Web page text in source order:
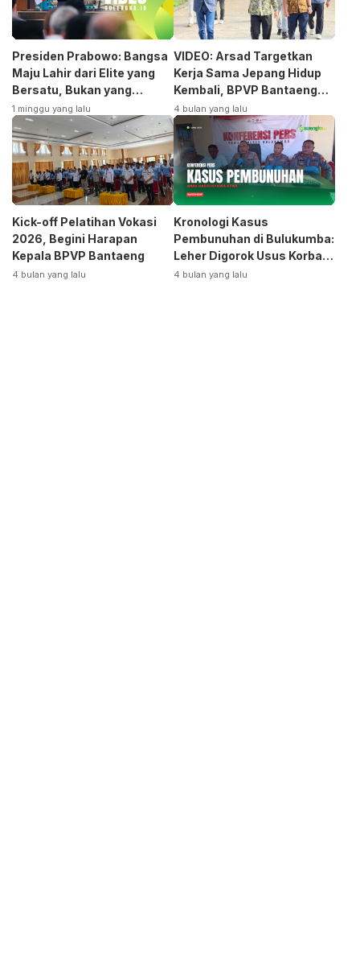
Presiden Prabowo: Bangsa
Maju Lahir dari Elite yang
Bersatu, Bukan yang
Terpecah
1 minggu yang lalu
VIDEO: Arsad Targetkan
Kerja Sama Jepang Hidup
Kembali, BPVP Bantaeng
Siap Bangkitkan Jurusan
Otomotif
4 bulan yang lalu
Kick-off Pelatihan Vokasi
2026, Begini Harapan
Kepala BPVP Bantaeng
4 bulan yang lalu
Kronologi Kasus
Pembunuhan di Bulukumba:
Leher Digorok Usus Korban
Dikeluarkan
4 bulan yang lalu